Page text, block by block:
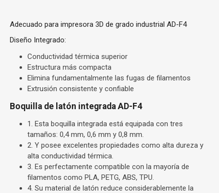
Adecuado para impresora 3D de grado industrial AD-F4
Diseño Integrado:
Conductividad térmica superior
Estructura más compacta
Elimina fundamentalmente las fugas de filamentos
Extrusión consistente y confiable
Boquilla de latón integrada AD-F4
1. Esta boquilla integrada está equipada con tres
tamaños: 0,4 mm, 0,6 mm y 0,8 mm.
2. Y posee excelentes propiedades como alta dureza y
alta conductividad térmica.
3. Es perfectamente compatible con la mayoría de
filamentos como PLA, PETG, ABS, TPU.
4. Su material de latón reduce considerablemente la